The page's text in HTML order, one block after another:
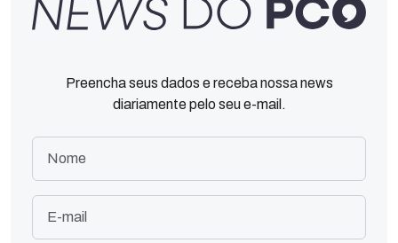
Preencha seus dados e receba nossa news
diariamente pelo seu e-mail.